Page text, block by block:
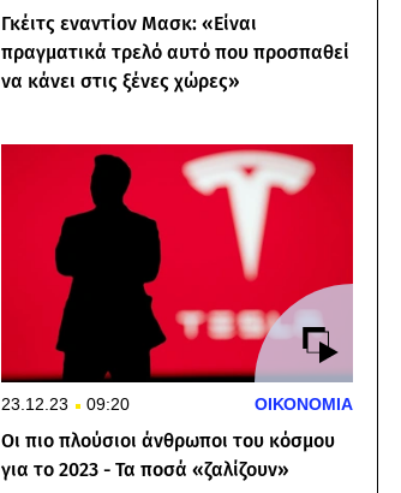
Γκέιτς εναντίον Μασκ: «Είναι
πραγματικά τρελό αυτό που προσπαθεί
να κάνει στις ξένες χώρες»
23.12.23 09:20 ΟΙΚΟΝΟΜΙΑ
Οι πιο πλούσιοι άνθρωποι του κόσμου
για το 2023 - Τα ποσά «ζαλίζουν»